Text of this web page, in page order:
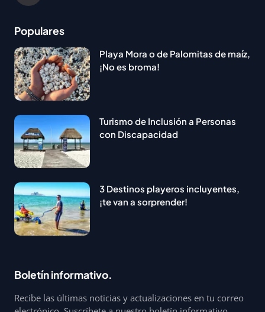
Populares
Playa Mora o de Palomitas de maíz,
¡No es broma!
Turismo de Inclusión a Personas
con Discapacidad
3 Destinos playeros incluyentes,
¡te van a sorprender!
Boletín informativo.
Recibe las últimas noticias y actualizaciones en tu correo